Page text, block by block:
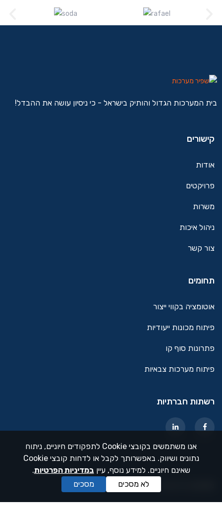
בית המערכות הגדול והותיק בישראל - כי ניסיון עושה את ההבדל!
קישורים
אודות
פרויקטים
משרות
ניהול איכות
צור קשר
תחומים
אוטומציה בקווי ייצור
פיתוח מכונות ייעודיות
פתרונות סוף קו
פיתוח מערכות צבאיות
רשתות חברתיות
אנו משתמשים בקובצי Cookie לתפקודים חיוניים, ניתוח
נתונים ושיווק. באפשרותך לקבל או לדחות קובצי Cookie
שאינם חיוניים. למידע נוסף, עיין במדיניות הפרטיות.
לא מסכים
מסכים